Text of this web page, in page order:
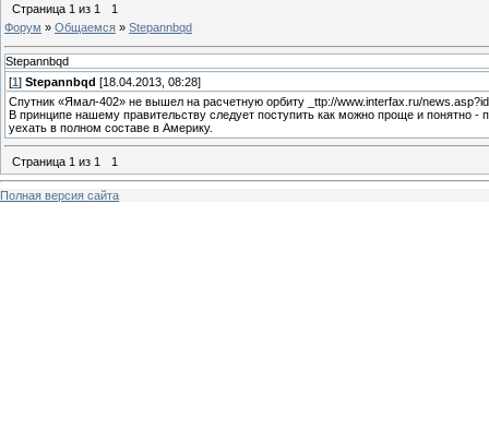
Страница 1 из 1
1
Форум » Общаемся » Stepannbqd
Stepannbqd
[1 ] Stepannbqd [18.04.2013, 08:28]
Спутник «Ямал-402» не вышел на расчетную орбиту _ttp://www.interfax.ru/
В принципе нашему правительству следует поступить как можно проще и понятно
уехать в полном составе в Америку.
Страница 1 из 1 1
Полная версия сайта